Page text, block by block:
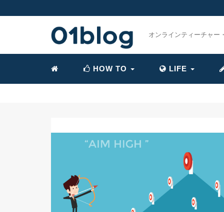
オンラインティーチャー
HOW TO LIFE